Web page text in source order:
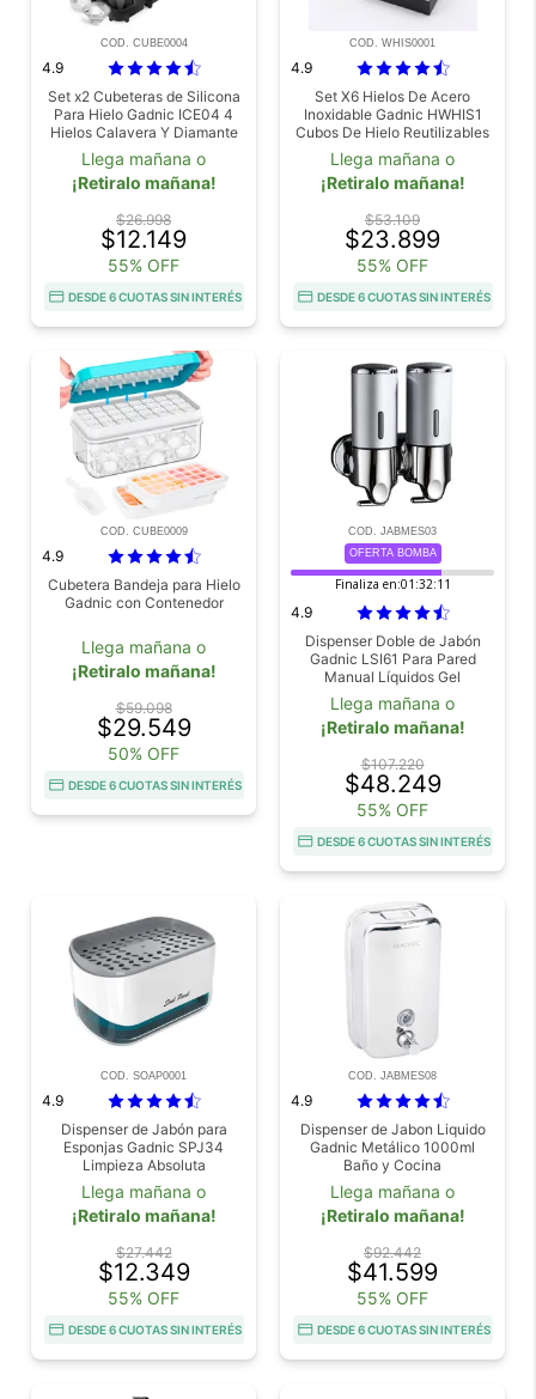
COD. CUBE0004
4.9
Set x2 Cubeteras de Silicona
Para Hielo Gadnic ICE04 4
Hielos Calavera Y Diamante
Llega mañana o
¡Retiralo mañana!
$26.998
$12.149
55% OFF
DESDE 6 CUOTAS SIN INTERÉS
COD. WHIS0001
4.9
Set X6 Hielos De Acero
Inoxidable Gadnic HWHIS1
Cubos De Hielo Reutilizables
Llega mañana o
¡Retiralo mañana!
$53.109
$23.899
55% OFF
DESDE 6 CUOTAS SIN INTERÉS
COD. CUBE0009
4.9
Cubetera Bandeja para Hielo
Gadnic con Contenedor
Llega mañana o
¡Retiralo mañana!
$59.098
$29.549
50% OFF
DESDE 6 CUOTAS SIN INTERÉS
COD. JABMES03
OFERTA BOMBA
Finaliza en:01:32:10
4.9
Dispenser Doble de Jabón
Gadnic LSI61 Para Pared
Manual Líquidos Gel
Llega mañana o
¡Retiralo mañana!
$107.220
$48.249
55% OFF
DESDE 6 CUOTAS SIN INTERÉS
COD. SOAP0001
4.9
Dispenser de Jabón para
Esponjas Gadnic SPJ34
Limpieza Absoluta
Llega mañana o
¡Retiralo mañana!
$27.442
$12.349
55% OFF
DESDE 6 CUOTAS SIN INTERÉS
COD. JABMES08
4.9
Dispenser de Jabon Liquido
Gadnic Metálico 1000ml
Baño y Cocina
Llega mañana o
¡Retiralo mañana!
$92.442
$41.599
55% OFF
DESDE 6 CUOTAS SIN INTERÉS